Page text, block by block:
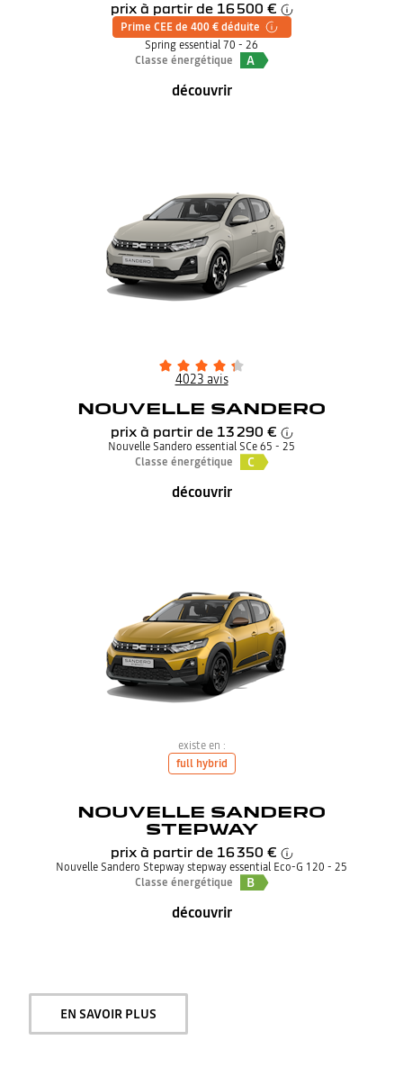
prix à partir de 16 500 €
Prime CEE de 400 € déduite
Spring essential 70 - 26
Classe énergétique
A
découvrir
4023 avis
NOUVELLE SANDERO
prix à partir de 13 290 €
Nouvelle Sandero essential SCe 65 - 25
Classe énergétique
C
découvrir
existe en :
full hybrid
NOUVELLE SANDERO
STEPWAY
prix à partir de 16 350 €
Nouvelle Sandero Stepway stepway essential Eco-G 120 - 25
Classe énergétique
B
découvrir
EN SAVOIR PLUS